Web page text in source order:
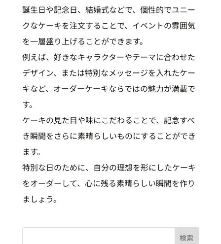
誕生日や記念日、結婚式などで、個性的でユニー
クなケーキを注文することで、イベントの雰囲気
を一層盛り上げることができます。
例えば、好きなキャラクターやテーマに合わせた
デザイン、または特別なメッセージを入れたケー
キなど、オーダーケーキならではの魅力が満載で
す。
ケーキの見た目や味にこだわることで、記念すべ
き瞬間をさらに素晴らしいものにすることができ
ます。
特別な日のために、自分の理想を形にしたケーキ
をオーダーして、心に残る素晴らしい瞬間を作り
ましょう。
検索